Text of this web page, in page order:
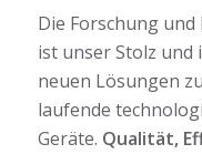
Die Forschung
ist unser Stolz und
neuen Lösungen
laufende
Geräte. Qualität,